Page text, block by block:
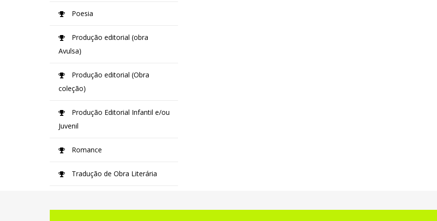
Poesia
Produção editorial (obra
Avulsa)
Produção editorial (Obra
coleção)
Produção Editorial Infantil e/ou
Juvenil
Romance
Tradução de Obra Literária